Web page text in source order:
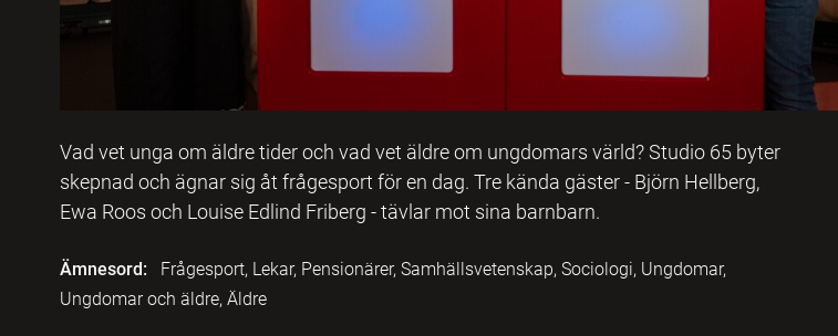
Vad vet unga om äldre tider och vad vet äldre om ungdomars värld? Studio 65 byter
skepnad och ägnar sig åt frågesport för en dag. Tre kända gäster - Björn Hellberg,
Ewa Roos och Louise Edlind Friberg - tävlar mot sina barnbarn.
Ämnesord:
Frågesport, Lekar, Pensionärer, Samhällsvetenskap, Sociologi, Ungdomar,
Ungdomar och äldre, Äldre